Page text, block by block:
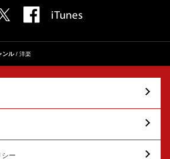
ンル 洋楽
ー